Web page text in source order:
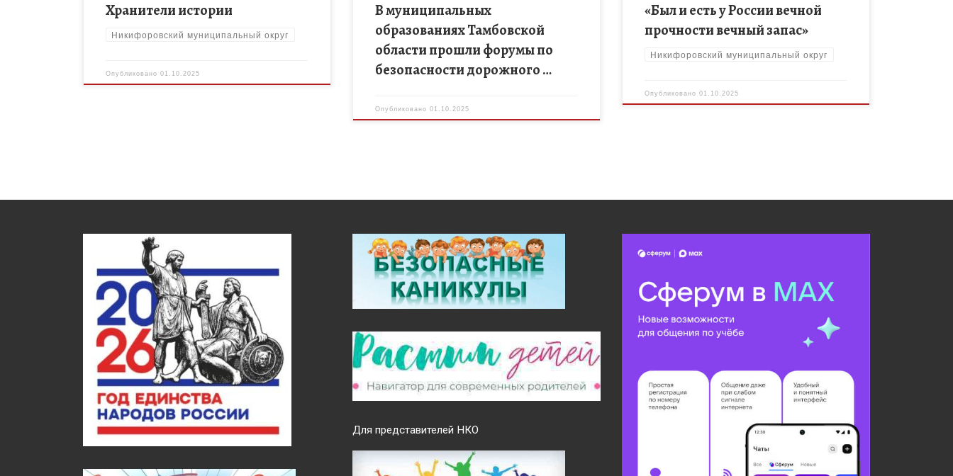
Хранители истории
Никифоровский муниципальный округ
Опубликовано01.10.2025
В муниципальных
образованиях Тамбовской
области прошли форумы по
безопасности дорожного …
Опубликовано01.10.2025
«Был и есть у России вечной
прочности вечный запас»
Никифоровский муниципальный округ
Опубликовано01.10.2025
Для представителей НКО